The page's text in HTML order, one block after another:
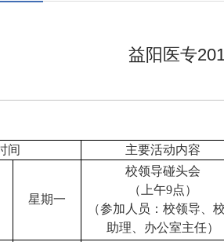
益阳医专
间 主要活动内容
星期一
校领导碰头会
（上午9点）
（参加人员：校领导、
助理、办公室主任）